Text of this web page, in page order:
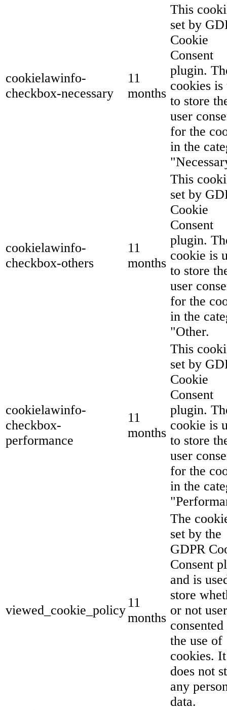
cookielawinfo-
checkbox-necessary
11
months
This
set by
Cookie
Consent
plugin.
cookies is
to store
user
for the
in the
cookielawinfo-
checkbox-others
11
months
This
set by
Cookie
Consent
plugin.
cookie is
to store
user
for the
in the
"Other.
cookielawinfo-
checkbox-
performance
11
months
This
set by
Cookie
Consent
plugin.
cookie is
to store
user
for the
in the
viewed_cookie_policy
11
months
The
set by the
GDPR
Consent
and is
store
or not
consented
the use of
cookies. It
does not
any
data.